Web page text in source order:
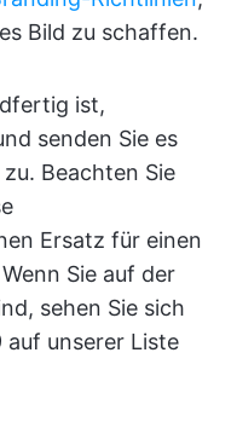
Bild zu schaffen.
ist,
senden Sie es
Beachten Sie
Ersatz für einen
Sie auf der
sehen Sie sich
auf unserer Liste